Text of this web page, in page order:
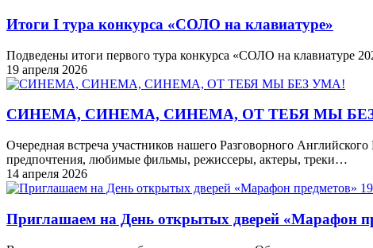
Итоги I тура конкурса «СОЛО на клавиатуре»
Подведены итоги первого тура конкурса «СОЛО на клавиатуре
19 апреля 2026
СИНЕМА, СИНЕМА, СИНЕМА, ОТ ТЕБЯ МЫ
Очередная встреча участников нашего Разговорного
предпочтения, любимые фильмы, режиссеры, актеры, треки…
14 апреля 2026
Приглашаем на День открытых дверей «Марафон